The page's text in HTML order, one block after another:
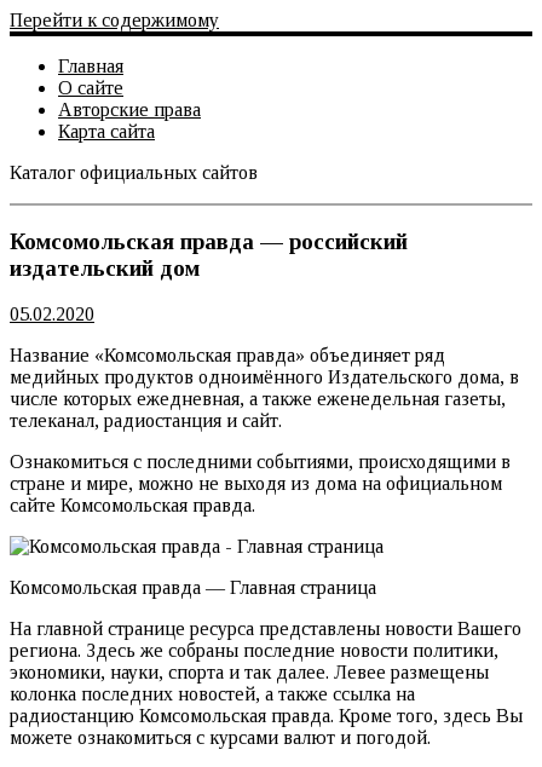
Перейти к содержимому
Главная
О сайте
Авторские права
Карта сайта
Каталог официальных сайтов
Комсомольская правда — российский
издательский дом
05.02.2020
Название «Комсомольская правда» объединяет ряд
медийных продуктов одноимённого Издательского дома, в
числе которых ежедневная, а также еженедельная газеты,
телеканал, радиостанция и сайт.
Ознакомиться с последними событиями, происходящими в
стране и мире, можно не выходя из дома на официальном
сайте Комсомольская правда.
Комсомольская правда — Главная страница
На главной странице ресурса представлены новости Вашего
региона. Здесь же собраны последние новости политики,
экономики, науки, спорта и так далее. Левее размещены
колонка последних новостей, а также ссылка на
радиостанцию Комсомольская правда. Кроме того, здесь Вы
можете ознакомиться с курсами валют и погодой.